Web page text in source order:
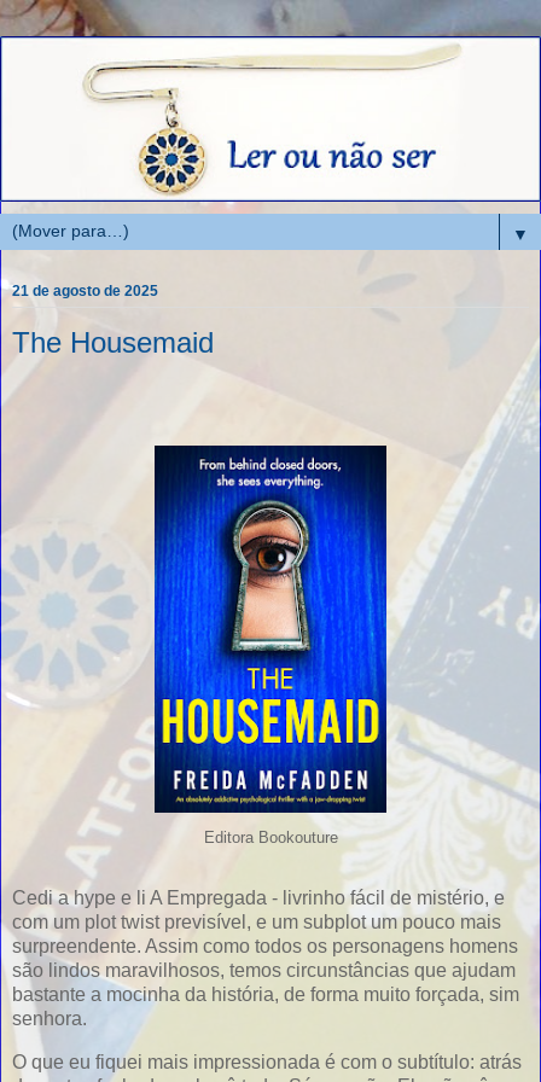
▼
21 de agosto de 2025
The Housemaid
Editora Bookouture
Cedi a hype e li A Empregada - livrinho fácil de mistério, e
com um plot twist previsível, e um subplot um pouco mais
surpreendente. Assim como todos os personagens homens
são lindos maravilhosos, temos circunstâncias que ajudam
bastante a mocinha da história, de forma muito forçada, sim
senhora.
O que eu fiquei mais impressionada é com o subtítulo: atrás